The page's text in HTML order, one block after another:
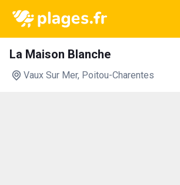
La Maison Blanche
Vaux Sur Mer, Poitou-Charentes